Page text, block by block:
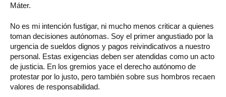
Máter.
No es mi intención fustigar, ni mucho menos criticar a quienes
toman decisiones autónomas. Soy el primer angustiado por la
urgencia de sueldos dignos y pagos reivindicativos a nuestro
personal. Estas exigencias deben ser atendidas como un acto
de justicia. En los gremios yace el derecho autónomo de
protestar por lo justo, pero también sobre sus hombros recaen
valores de responsabilidad.